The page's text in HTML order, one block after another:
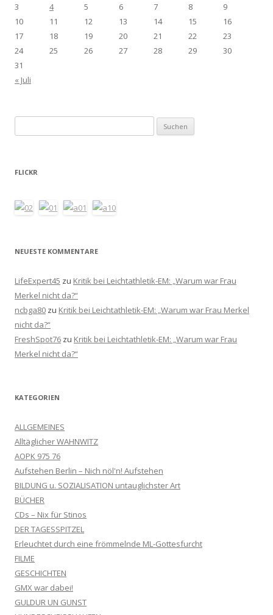
3
4 5 6 7 8
9
10
11 12 13 14 15
16
17
18 19 20 21 22
23
24
25 26 27 28 29
30
31
« Juli
nach:
FLICKR
NEUESTE KOMMENTARE
LifeExpert45 zu Kritik bei Leichtathletik-EM: „Warum war Frau
Merkel nicht da?“
ncbga80 zu Kritik bei Leichtathletik-EM: „Warum war Frau Merkel
nicht da?“
FreshSpot76 zu Kritik bei Leichtathletik-EM: „Warum war Frau
Merkel nicht da?“
KATEGORIEN
ALLGEMEINES
Alltäglicher WAHNWITZ
AOPK 975 76
Aufstehen Berlin – Nich nöl'n! Aufstehen
BILDUNG u. SOZIALISATION untauglichster Art
BÜCHER
CDs – Nix für Stinos
DER TAGESSPITZEL
Erleuchtet durch eine frömmelnde ML-Gottesfurcht
FILME
GESCHICHTEN
GMX war dabei!
GULDUR UN GUNST